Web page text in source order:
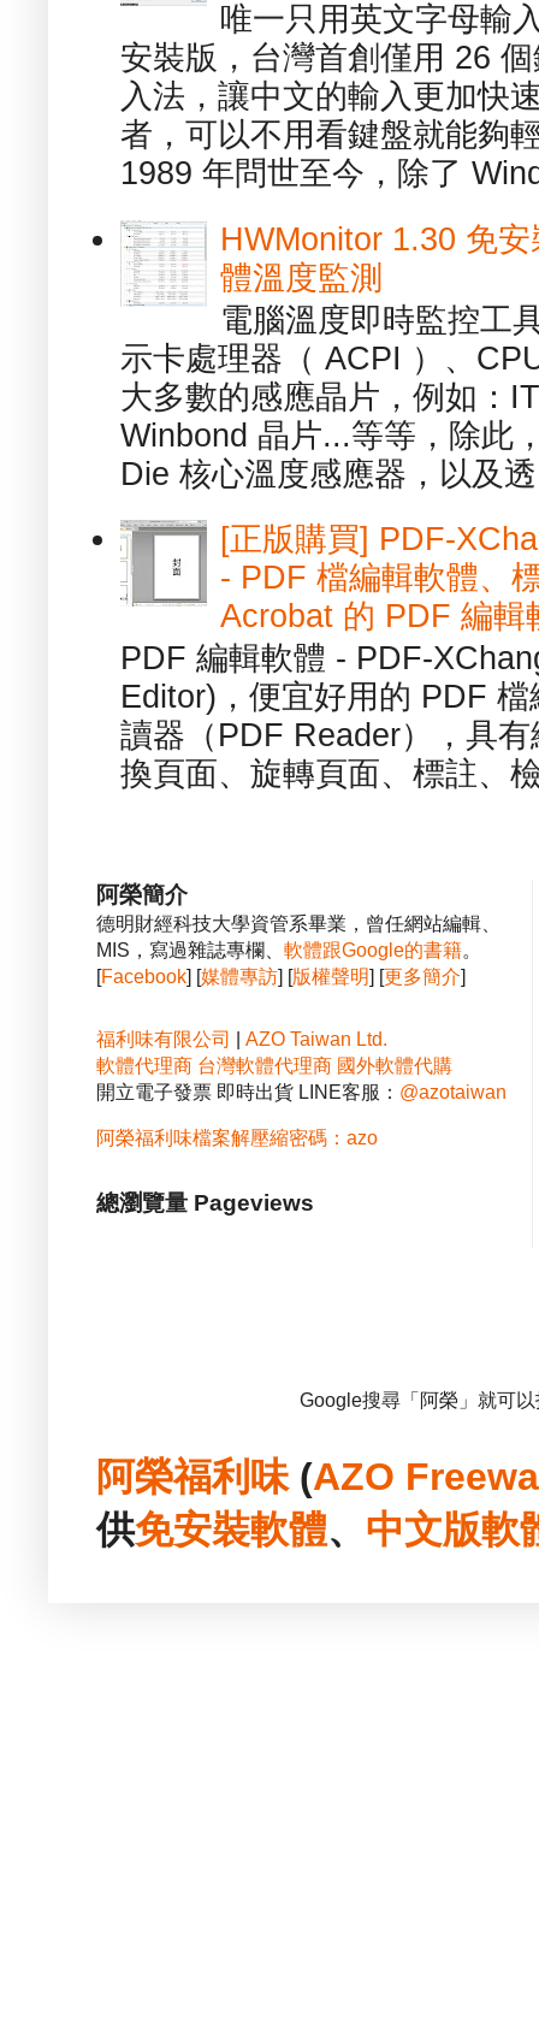
唯一只用英文字母輸
安裝版，台灣首創僅用 26
入法，讓中文的輸入更加快
者，可以不用看鍵盤就能夠
1989 年問世至今，除了
HWMonitor 1.30 免
體溫度監測
電腦溫度即時監控工
示卡處理器（ ACPI ）、
大多數的感應晶片，例如：
Winbond 晶片...等等，除此
Die 核心溫度感應器，以及
[正版購買] PDF-
- PDF 檔編輯軟體、
Acrobat 的 PDF 編輯
PDF 編輯軟體 - PDF-
Editor)，便宜好用的 PDF
讀器（PDF Reader），具
換頁面、旋轉頁面、標註、
阿榮簡介
德明財經科技大學資管系畢業，曾任網站編輯、
MIS，寫過雜誌專欄、 軟體跟Google的書籍。
[Facebook] [媒體專訪] [版權聲明] [更多簡介]
福利味有限公司
AZO Taiwan Ltd.
軟體代理商 台灣軟體代理商 國外軟體代購
開立電子發票 即時出貨 LINE客服： @azotaiwan
阿榮福利味檔案解壓縮密碼：azo
總瀏覽量 Pageviews
Google搜尋「阿榮」就可
阿榮福利味(AZO
供免安裝軟體、 中文版軟